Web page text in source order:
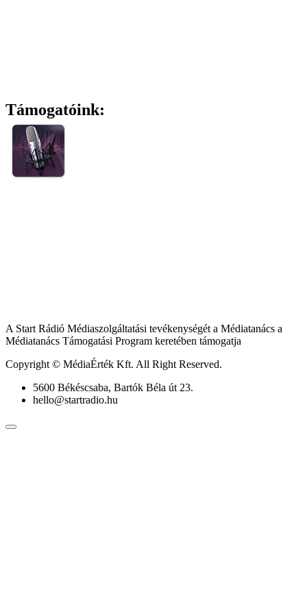
Támogatóink:
A Start Rádió Médiaszolgáltatási tevékenységét a Médiatanács a
Médiatanács Támogatási Program keretében támogatja
Copyright © MédiaÉrték Kft. All Right Reserved.
5600 Békéscsaba, Bartók Béla út 23.
hello@startradio.hu